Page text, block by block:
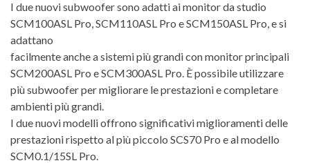
I due nuovi subwoofer sono adatti ai monitor da studio
SCM100ASL Pro, SCM110ASL Pro e SCM150ASL Pro, e si
adattano
facilmente anche a sistemi più grandi con monitor principali
SCM200ASL Pro e SCM300ASL Pro. È possibile utilizzare
più subwoofer per migliorare le prestazioni e completare
ambienti più grandi.
I due nuovi modelli offrono significativi miglioramenti delle
prestazioni rispetto al più piccolo SCS70 Pro e al modello
SCM0.1/15SL Pro.